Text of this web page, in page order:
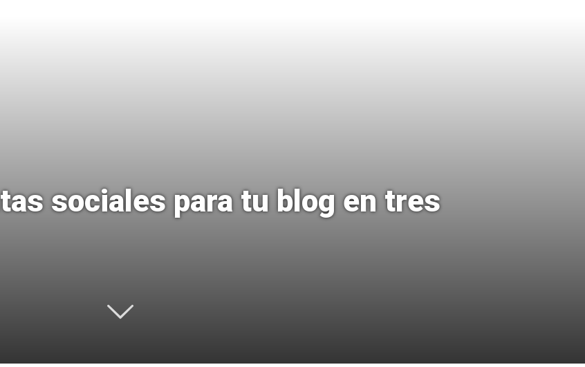
sociales para tu blog en tres